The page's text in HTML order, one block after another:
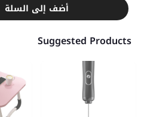
أضف إلى السلة
Suggested Products